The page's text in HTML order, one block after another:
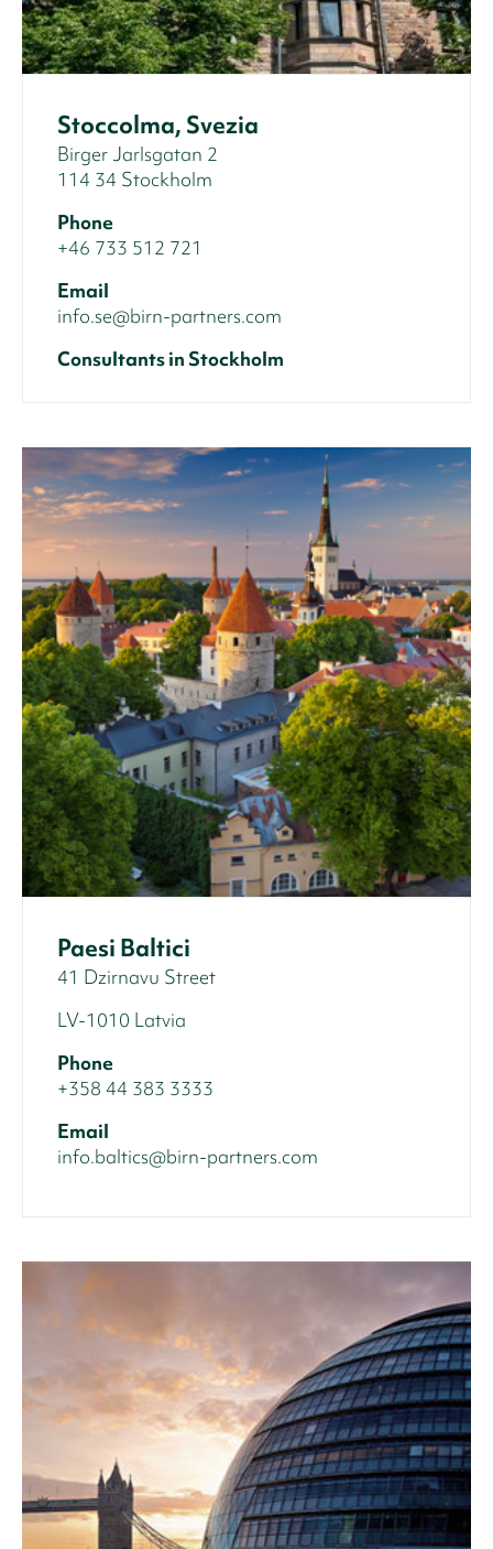
Stoccolma, Svezia
Birger Jarlsgatan 2
114 34 Stockholm
Phone
+46 733 512 721
Email
info.se@birn-partners.com
Consultants in Stockholm
Paesi Baltici
41 Dzirnavu Street
LV-1010 Latvia
Phone
+358 44 383 3333
Email
info.baltics@birn-partners.com